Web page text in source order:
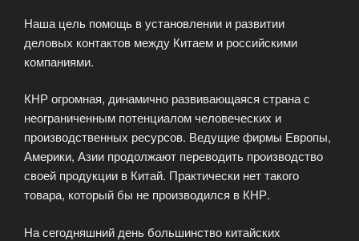
Наша цель помощь в установлении и развитии
деловых контактов между Китаем и российскими
компаниями.
КНР огромная, динамично развивающаяся страна с
неограниченным потенциалом человеческих и
производственных ресурсов. Ведущие фирмы Европы,
Америки, Азии продолжают переводить производство
своей продукции в Китай. Практически нет такого
товара, который бы не производился в КНР.
На сегодняшний день большинство китайских